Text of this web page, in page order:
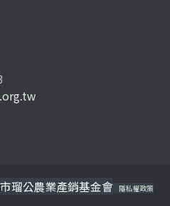
瑠公農業產銷基金會 隱私權政策